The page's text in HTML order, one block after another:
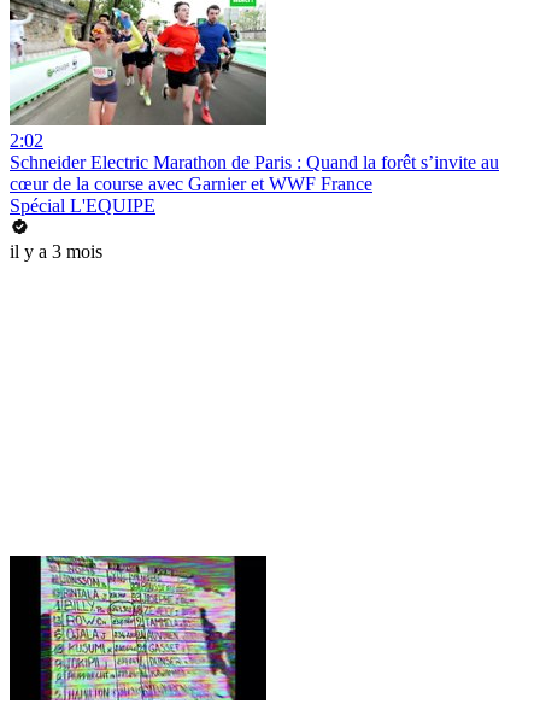
2:02
Schneider Electric Marathon de Paris : Quand la forêt s’invite au
cœur de la course avec Garnier et WWF France
Spécial L'EQUIPE
il y a 3 mois